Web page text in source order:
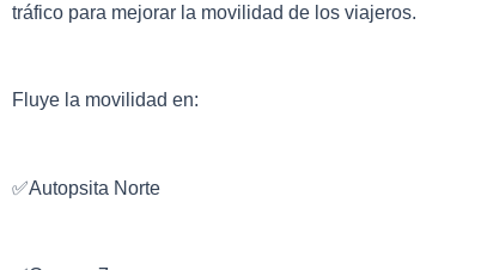
tráfico para mejorar la movilidad de los viajeros.
Fluye la movilidad en:
✅Autopsita Norte